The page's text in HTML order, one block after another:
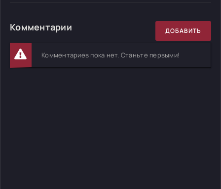
Комментарии ДОБАВИТЬ
Комментариев пока нет. Станьте первыми!